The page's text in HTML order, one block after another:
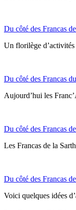
Du côté des Francas
Un florilège
Du côté des Francas
Aujourd’hui les
Du côté des Francas
Les Francas de la
Du côté des Francas
Voici quelques idées